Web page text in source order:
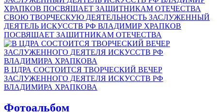
СВОЮ ТВОРЧЕСКУЮ ДЕЯТЕЛЬНОСТЬ ЗАСЛУЖЕННЫЙ
ДЕЯТЕЛЬ ИСКУССТВ РФ ВЛАДИМИР ХРАПКОВ
ПОСВЯЩАЕТ ЗАЩИТНИКАМ ОТЕЧЕСТВА
В ЦДРА СОСТОИТСЯ ТВОРЧЕСКИЙ ВЕЧЕР
ЗАСЛУЖЕННОГО ДЕЯТЕЛЯ ИСКУССТВ РФ
ВЛАДИМИРА ХРАПКОВА
Фотоальбом